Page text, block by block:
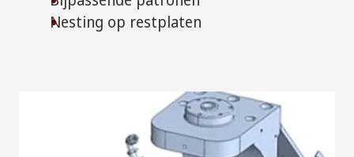
Nesting op restplaten